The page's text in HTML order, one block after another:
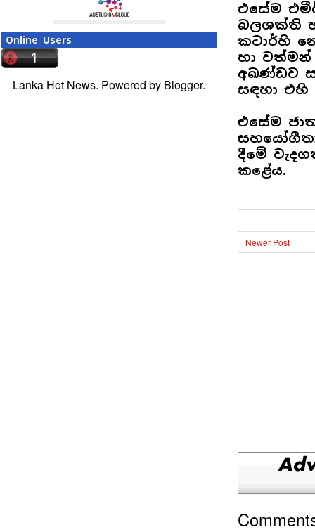
Online Users
Lanka Hot News. Powered by Blogger.
එසේම
බලශක්ති
කටාර්හි
හා
අඛණ්ඩව
සඳහා
එසේම
දීමේ
කළේය.
Newer Post